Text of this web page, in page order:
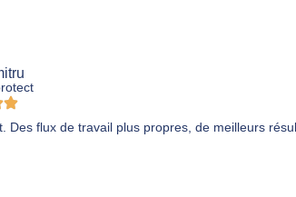
flux de travail plus propres, de meilleurs